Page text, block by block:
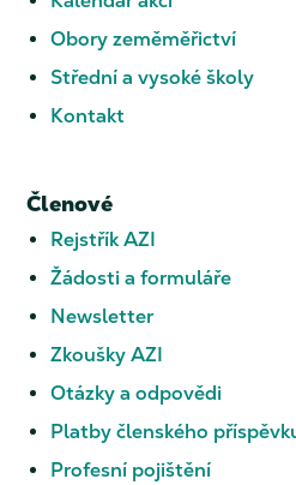
Obory zeměměřictví
Střední a vysoké školy
Kontakt
Členové
Rejstřík AZI
Žádosti a formuláře
Newsletter
Zkoušky AZI
Otázky a odpovědi
Platby členského
Profesní pojištění